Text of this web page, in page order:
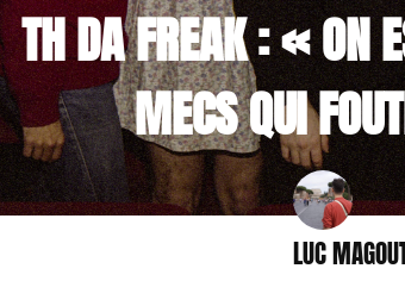
TH DA FREAK : « ON
MECS QUI
LUC